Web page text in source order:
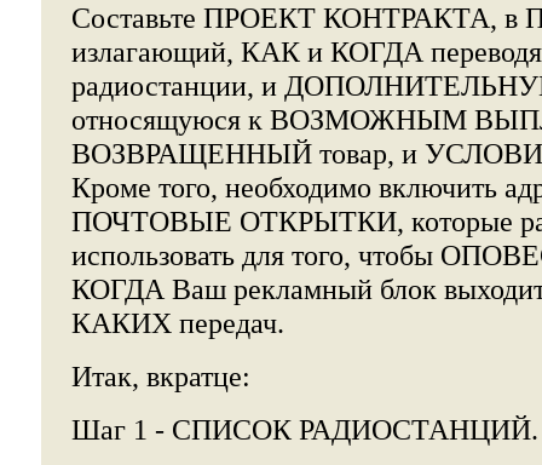
Составьте ПРОЕКТ КОНТРАКТА,
излагающий, КАК и КОГДА
радиостанции, и
относящуюся к ВОЗМОЖНЫМ
ВОЗВРАЩЕННЫЙ товар, и
Кроме того, необходимо включить
ПОЧТОВЫЕ ОТКРЫТКИ, которые
использовать для того, чтобы
КОГДА Ваш рекламный блок
КАКИХ передач.
Итак, вкратце:
Шаг 1 - СПИСОК РАДИОСТАНЦИЙ.